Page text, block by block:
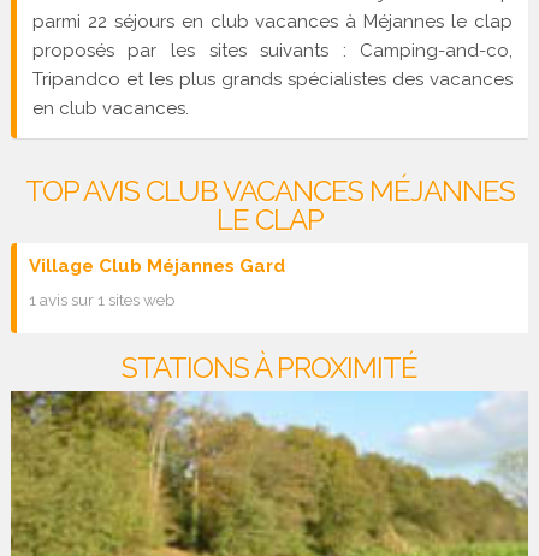
parmi 22 séjours en club vacances à Méjannes le clap
proposés par les sites suivants : Camping-and-co,
Tripandco et les plus grands spécialistes des vacances
en club vacances.
TOP AVIS CLUB VACANCES MÉJANNES
LE CLAP
Village Club Méjannes Gard
1 avis sur 1 sites web
STATIONS À PROXIMITÉ